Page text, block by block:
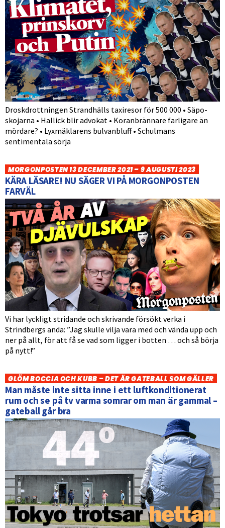
Droskdrottningen Strandhälls taxiresor för 500 000 • Säpo-
skojarna • Hallick blir advokat • Koranbrännare farligare än
mördare? • Lyxmäklarens bulvanbluff • Schulmans
sentimentala sörja
MORGONPOSTEN 13 DECEMBER 2021 – 9 AUGUSTI 2023
KÄRA LÄSARE! NU SÄGER VI PÅ MORGONPOSTEN
FARVÄL
Vi har lyckligt stridande och skrivande försökt verka i
Strindbergs anda: ”Jag skulle vilja vara med och vända upp och
ner på allt, för att få se vad som ligger i botten … och så börja
på nytt!”
GLÖM BOCCIA OCH KUBB – DET ÄR GATEBALL SOM GÄLLER
Man måste inte sitta inne i ett luftkonditionerat
rum och se på tv varma somrar om man är gammal –
gateball går bra